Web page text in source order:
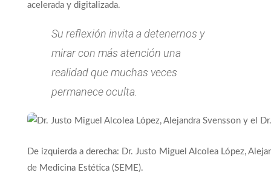
acelerada y digitalizada.
Su reflexión invita a detenernos y
mirar con más atención una
realidad que muchas veces
permanece oculta.
De izquierda a derecha: Dr. Justo Miguel Alcolea López,
de Medicina Estética (SEME).